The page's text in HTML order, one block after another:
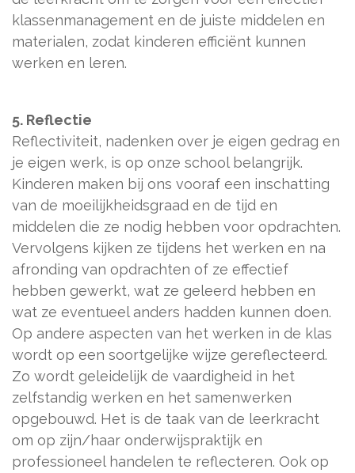
klassenmanagement en de juiste middelen en
materialen, zodat kinderen efficiënt kunnen
werken en leren.
5. Reflectie
Reflectiviteit, nadenken over je eigen gedrag en
je eigen werk, is op onze school belangrijk.
Kinderen maken bij ons vooraf een inschatting
van de moeilijkheidsgraad en de tijd en
middelen die ze nodig hebben voor opdrachten.
Vervolgens kijken ze tijdens het werken en na
afronding van opdrachten of ze effectief
hebben gewerkt, wat ze geleerd hebben en
wat ze eventueel anders hadden kunnen doen.
Op andere aspecten van het werken in de klas
wordt op een soortgelijke wijze gereflecteerd.
Zo wordt geleidelijk de vaardigheid in het
zelfstandig werken en het samenwerken
opgebouwd. Het is de taak van de leerkracht
om op zijn/haar onderwijspraktijk en
professioneel handelen te reflecteren. Ook op